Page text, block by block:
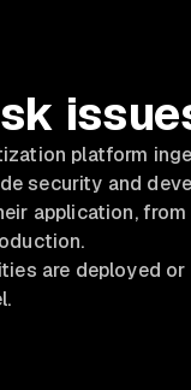
platform
security and
application,
are deployed